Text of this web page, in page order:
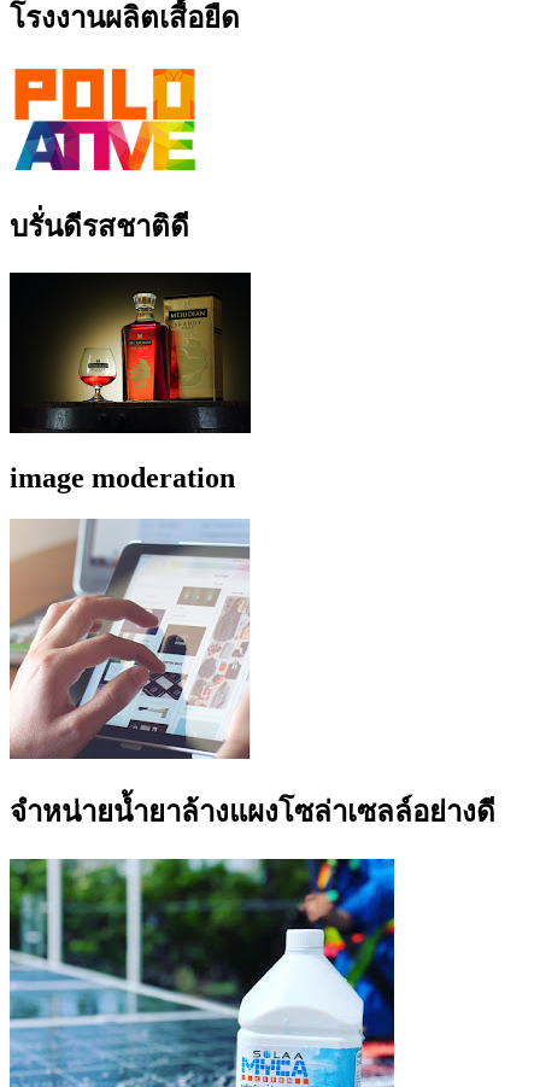
โรงงานผลิตเสื้อยืด
บรั่นดีรสชาติดี
image moderation
จำหน่ายน้ำยาล้างแผงโซล่าเซลล์อย่างดี